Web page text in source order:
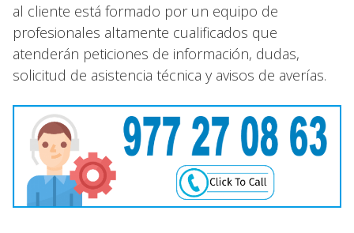
al cliente está formado por un equipo de
profesionales altamente cualificados que
atenderán peticiones de información, dudas,
solicitud de asistencia técnica y avisos de averías.